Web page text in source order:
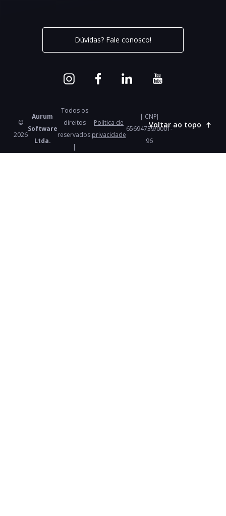
Dúvidas? Fale conosco!
©
2026
Aurum
Software
Ltda.
Todos os
direitos
reservados.
|
Política de
privacidade
| CNPJ
65694739/0001-
96
Voltar ao topo